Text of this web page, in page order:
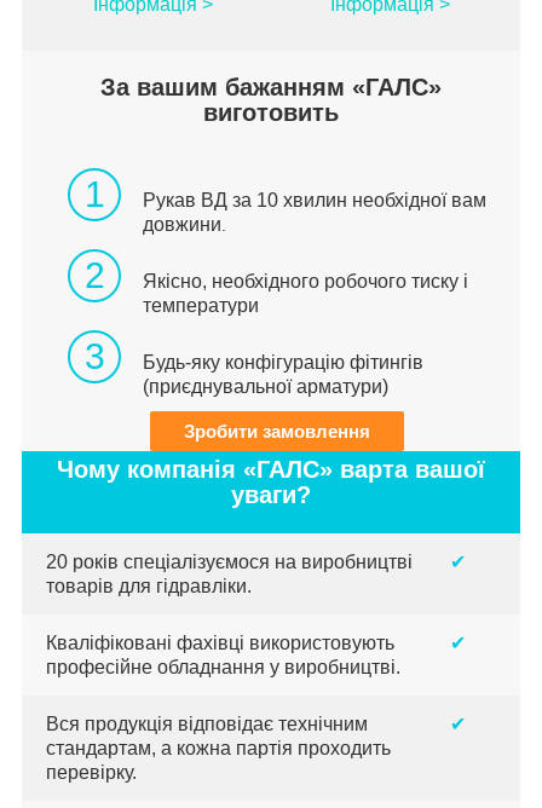
Інформація > Інформація >
За вашим бажанням «ГАЛС»
виготовить
1
Рукав ВД за 10 хвилин необхідної вам
довжини
2
Якісно, необхідного робочого тиску і
температури
3
Будь-яку конфігурацію фітингів
(приєднувальної арматури)
Зробити замовлення
Чому компанія «ГАЛС» варта вашої
уваги?
20 років спеціалізуємося на виробництві
товарів для гідравліки.
✔
Кваліфіковані фахівці використовують
професійне обладнання у виробництві.
✔
Вся продукція відповідає технічним
стандартам, а кожна партія проходить
перевірку.
✔